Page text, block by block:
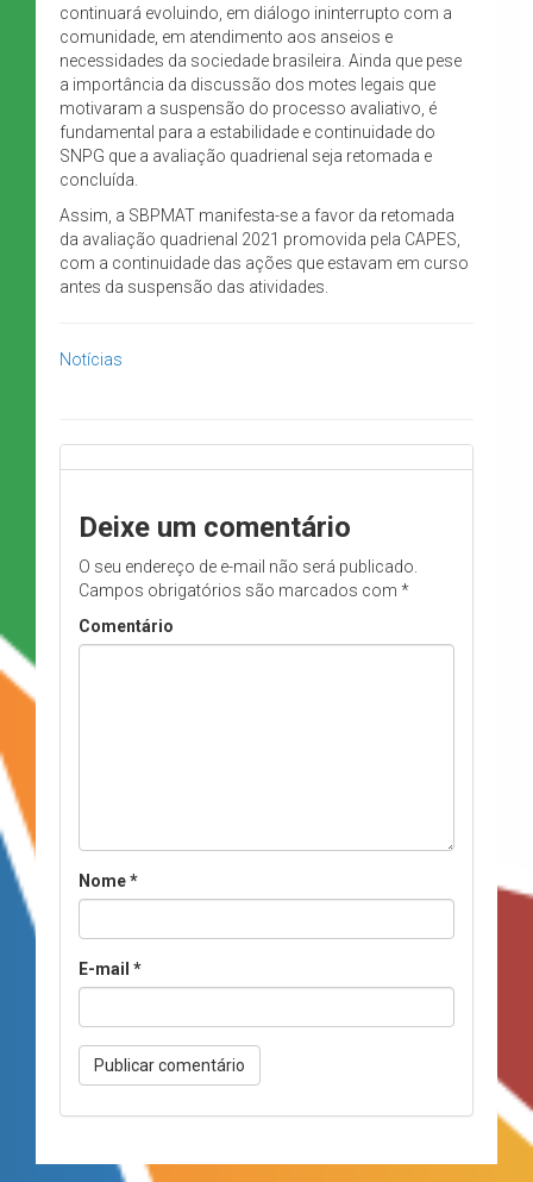
continuará evoluindo, em diálogo ininterrupto com a
comunidade, em atendimento aos anseios e
necessidades da sociedade brasileira. Ainda que pese
a importância da discussão dos motes legais que
motivaram a suspensão do processo avaliativo, é
fundamental para a estabilidade e continuidade do
SNPG que a avaliação quadrienal seja retomada e
concluída.
Assim, a SBPMAT manifesta-se a favor da retomada
da avaliação quadrienal 2021 promovida pela CAPES,
com a continuidade das ações que estavam em curso
antes da suspensão das atividades.
Notícias
Deixe um comentário
O seu endereço de e-mail não será publicado.
Campos obrigatórios são marcados com *
Comentário
Nome*
E-mail *